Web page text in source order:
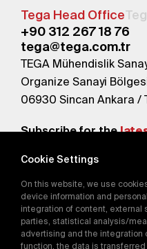
Tega Head Office
+90 312 267 18 76
tega@tega.com.tr
TEGA Mühendislik
Organize Sanayi
06930 Sincan Ankara /
Subscribe for the
By subscribing, you
Privacy Policy
Cookie Settings
On this website, we use
device information and
integration of content,
parties, statistical analysis/
advertising and the integration
function, the data is